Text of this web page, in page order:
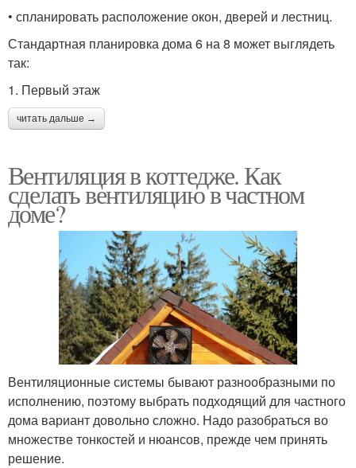
• спланировать расположение окон, дверей и лестниц.
Стандартная планировка дома 6 на 8 может выглядеть
так:
1. Первый этаж
читать дальше →
Вентиляция в коттедже. Как
сделать вентиляцию в частном
доме?
Вентиляционные системы бывают разнообразными по
исполнению, поэтому выбрать подходящий для частного
дома вариант довольно сложно. Надо разобраться во
множестве тонкостей и нюансов, прежде чем принять
решение.